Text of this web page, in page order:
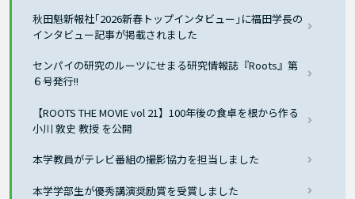
秋田魁新報社｢2026新春トップインタビュー｣に福田学長の
インタビュー記事が掲載されました
センパイの研究のルーツにせまる研究情報誌『Roots』第
６号発行!!
【ROOTS THE MOVIE vol 21】100年後の食卓を根から作る
小川 敦史 教授 を公開
本学教員がテレビ番組の撮影協力を担当しました
本学学部生が優秀講演奨励賞を受賞しました